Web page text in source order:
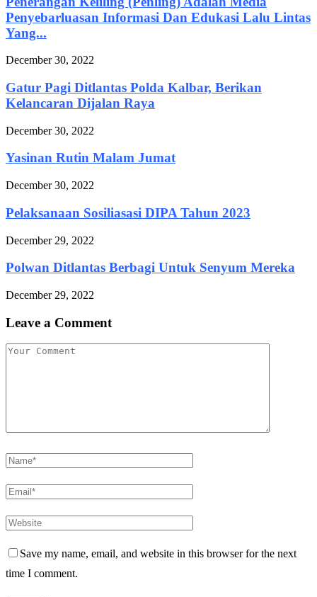
Penyebarluasan Informasi Dan Edukasi Lalu Lintas
Yang...
December 30, 2022
Gatur Pagi Ditlantas Polda Kalbar, Berikan
Kelancaran Dijalan Raya
December 30, 2022
Yasinan Rutin Malam Jumat
December 30, 2022
Pelaksanaan Sosiliasasi DIPA Tahun 2023
December 29, 2022
Polwan Ditlantas Berbagi Untuk Senyum Mereka
December 29, 2022
Leave a Comment
Save my name, email, and website in this browser for the next
time I comment.